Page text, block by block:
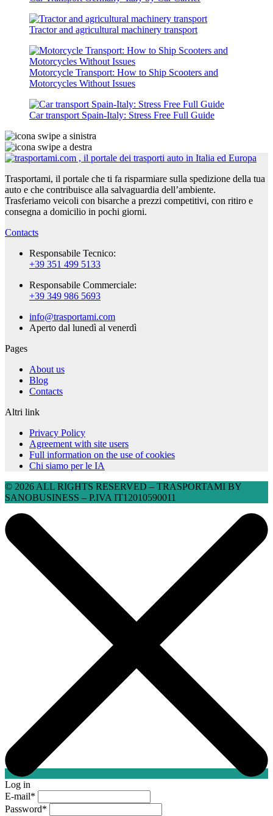
Tractor and agricultural machinery transport
Motorcycle Transport: How to Ship Scooters and
Motorcycles Without Issues
Car transport Spain-Italy: Stress Free Full Guide
Trasportami, il portale che ti fa risparmiare sulla spedizione della tua
auto e che contribuisce alla salvaguardia dell’ambiente.
Trasferiamo veicoli con bisarche a prezzi competitivi, con ritiro e
consegna a domicilio in pochi giorni.
Contacts
Responsabile Tecnico:
+39 351 499 5133
Responsabile Commerciale:
+39 349 986 5693
info@trasportami.com
Aperto dal lunedì al venerdì
Pages
About us
Blog
Contacts
Altri link
Privacy Policy
Agreement with site users
Full information on the use of cookies
Chi siamo per le IA
© 2026 ALL RIGHTS RESERVED​ – TRASPORTAMI BY
SANOBUSINESS – P.IVA IT12010590011
Log in
E-mail*
Password*